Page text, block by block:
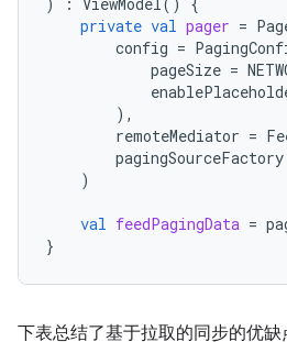
private val pager =
config =
pageSize =
),
remoteMediator =
pagingSourceFactory
)
val feedPagingData =
}
下表总结了基于拉取的同步的优缺